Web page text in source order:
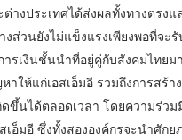
างประเทศได้ส่งผลทั้งทางตรง
งส่วนยังไม่แข็งแรงเพียงพอที่จ
รเงินชั้นนำที่อยู่คู่กับสังคมไทย
ห้แก่เอสเอ็มอี รวมถึงการสร้า
ขึ้นได้ตลอดเวลา โดยความร่
เอ็มอี ซึ่งทั้งสององค์กรจะนำศั